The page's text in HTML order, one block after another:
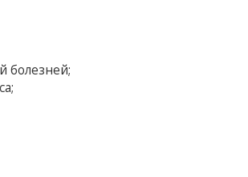
болезней;